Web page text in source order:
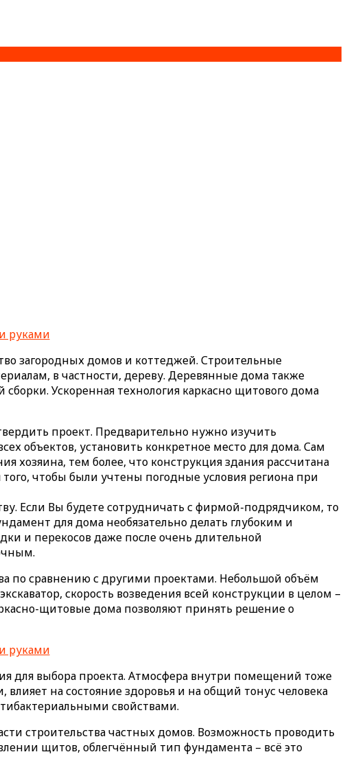
загородных домов и коттеджей. Строительные
в частности, дереву. Деревянные дома также
Ускоренная технология каркасно щитового дома
проект. Предварительно нужно изучить
объектов, установить конкретное место для дома. Сам
тем более, что конструкция здания рассчитана
чтобы были учтены погодные условия региона при
Если Вы будете сотрудничать с фирмой-подрядчиком, то
для дома необязательно делать глубоким и
и перекосов даже после очень длительной
по сравнению с другими проектами. Небольшой объём
скорость возведения всей конструкции в целом –
щитовые дома позволяют принять решение о
для выбора проекта. Атмосфера внутри помещений тоже
на состояние здоровья и на общий тонус человека
свойствами.
строительства частных домов. Возможность проводить
щитов, облегчённый тип фундамента – всё это